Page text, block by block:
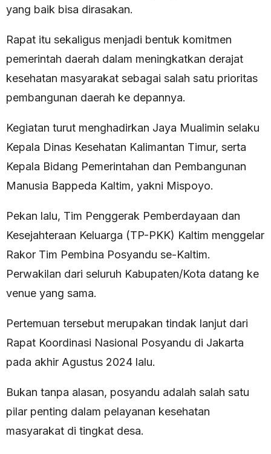
yang baik bisa dirasakan.
Rapat itu sekaligus menjadi bentuk komitmen
pemerintah daerah dalam meningkatkan derajat
kesehatan masyarakat sebagai salah satu prioritas
pembangunan daerah ke depannya.
Kegiatan turut menghadirkan Jaya Mualimin selaku
Kepala Dinas Kesehatan Kalimantan Timur, serta
Kepala Bidang Pemerintahan dan Pembangunan
Manusia Bappeda Kaltim, yakni Mispoyo.
Pekan lalu, Tim Penggerak Pemberdayaan dan
Kesejahteraan Keluarga (TP-PKK) Kaltim menggelar
Rakor Tim Pembina Posyandu se-Kaltim.
Perwakilan dari seluruh Kabupaten/Kota datang ke
venue yang sama.
Pertemuan tersebut merupakan tindak lanjut dari
Rapat Koordinasi Nasional Posyandu di Jakarta
pada akhir Agustus 2024 lalu.
Bukan tanpa alasan, posyandu adalah salah satu
pilar penting dalam pelayanan kesehatan
masyarakat di tingkat desa.